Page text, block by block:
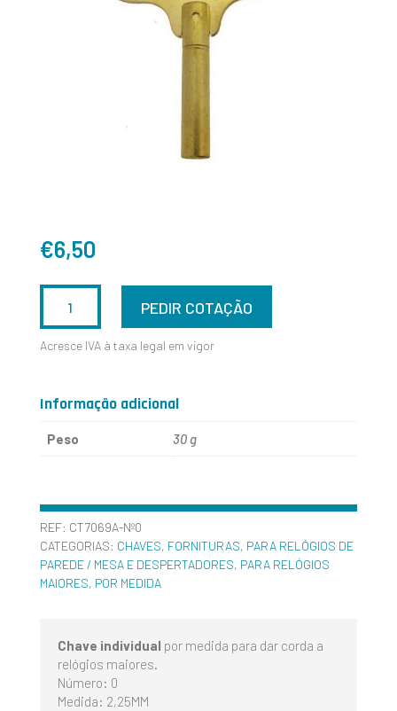
€6,50
DE
PARA
CORDA
Nº0
2,25MM
PEDIR COTAÇÃO
Acresce IVA à taxa legal em vigor
Informação adicional
Peso 30 g
REF: CT7069A-Nº0
CATEGORIAS: CHAVES, FORNITURAS, PARA RELÓGIOS DE
PAREDE / MESA E DESPERTADORES, PARA RELÓGIOS
MAIORES, POR MEDIDA
Chave individual por medida para dar corda a
relógios maiores.
Número: 0
Medida: 2,25MM